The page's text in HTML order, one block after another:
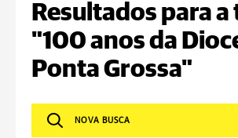
Resultados para a
"100 anos da
Ponta Grossa"